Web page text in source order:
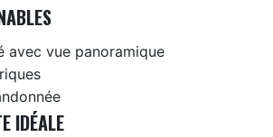
avec vue panoramique
IDÉALE